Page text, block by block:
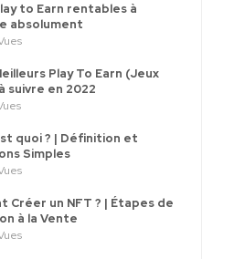
to Earn rentables à
absolument
Play To Earn (Jeux
suivre en 2022
quoi ? | Définition et
Simples
Créer un NFT ? | Étapes de
à la Vente